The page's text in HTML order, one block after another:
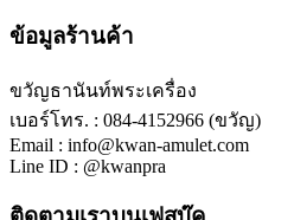
ข้อมูลร้านค้า
ขวัญธานันท์พระเครื่อง
เบอร์โทร. : 084-4152966 (ขวัญ)
Email : info@kwan-amulet.com
Line ID : @kwanpra